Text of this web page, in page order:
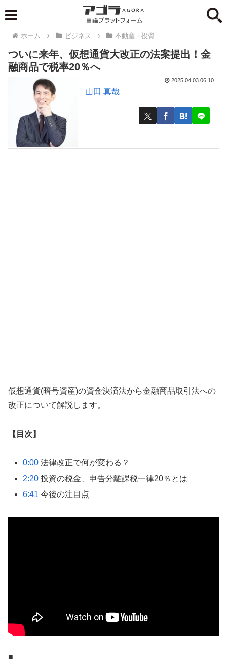
ホーム ビジネス 不動産・投資
ついに来年、仮想通貨大改正の法案提出！金
融商品で税率20％へ
山田 真哉
2025.04.03 06:10
仮想通貨(暗号資産)の資金決済法から金融商品取引法への
改正について解説します。
【目次】
0:00 法律改正で何が変わる？
2:20 投資の税金、申告分離課税一律20％とは
6:41 今後の注目点
■